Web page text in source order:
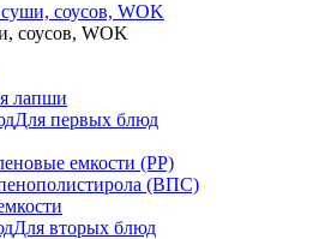
соусов, WOK
соусов, WOK
лапши
Для первых блюд
емкости (PP)
(ВПС)
Для вторых блюд